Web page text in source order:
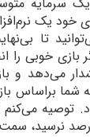
یک
تا
بازی خوبی
می‌دهد
شما براساس
توصیه می‌کنم